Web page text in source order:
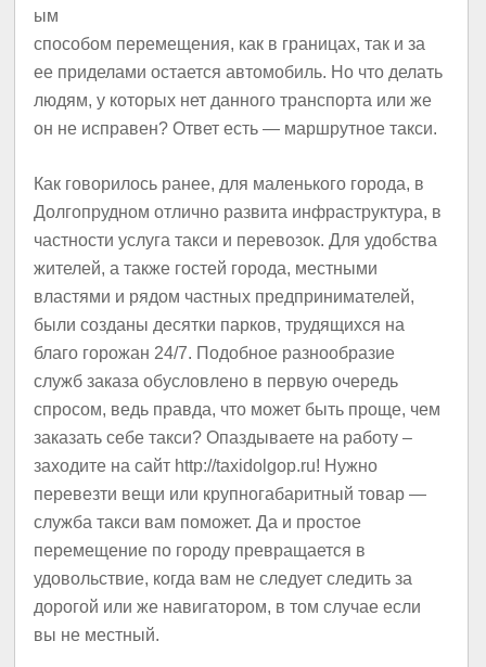
ым
способом перемещения, как в границах, так и за
ее приделами остается автомобиль. Но что делать
людям, у которых нет данного транспорта или же
он не исправен? Ответ есть — маршрутное такси.
Как говорилось ранее, для маленького города, в
Долгопрудном отлично развита инфраструктура, в
частности услуга такси и перевозок. Для удобства
жителей, а также гостей города, местными
властями и рядом частных предпринимателей,
были созданы десятки парков, трудящихся на
благо горожан 24/7. Подобное разнообразие
служб заказа обусловлено в первую очередь
спросом, ведь правда, что может быть проще, чем
заказать себе такси? Опаздываете на работу –
заходите на сайт http://taxidolgop.ru! Нужно
перевезти вещи или крупногабаритный товар —
служба такси вам поможет. Да и простое
перемещение по городу превращается в
удовольствие, когда вам не следует следить за
дорогой или же навигатором, в том случае если
вы не местный.